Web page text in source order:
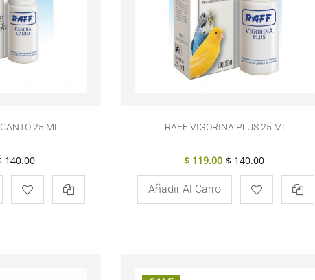
25 ML
140.00
RAFF VIGORINA PLUS 25 ML
$ 119.00 $ 140.00
Añadir Al Carro